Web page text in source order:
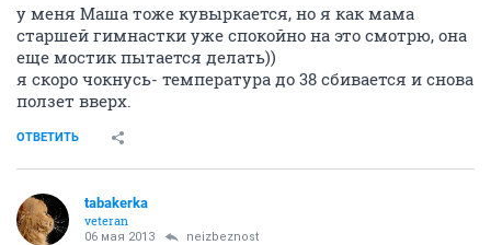
у меня Маша тоже кувыркается, но я как мама
старшей гимнастки уже спокойно на это смотрю, она
еще мостик пытается делать))
я скоро чокнусь- температура до 38 сбивается и снова
ползет вверх.
ОТВЕТИТЬ
tabakerka
veteran
06 мая 2013 neizbeznost